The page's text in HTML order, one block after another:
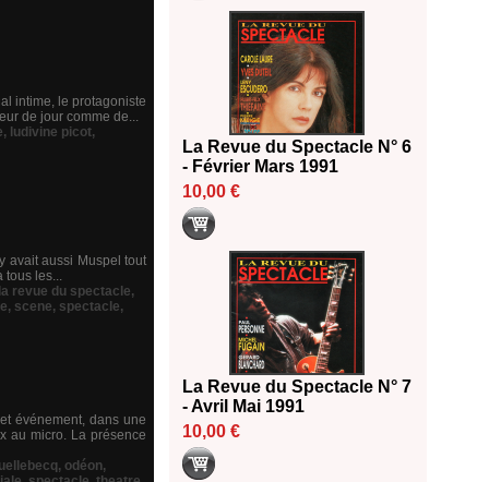
intime, le protagoniste
de jour comme de...
, ludivine picot,
avait aussi Muspel tout
tous les...
la revue du spectacle,
, scene, spectacle,
événement, dans une
au micro. La présence
, odéon,
La Revue du Spectacle N° 6
- Février Mars 1991
10,00 €
La Revue du Spectacle N° 7
- Avril Mai 1991
10,00 €